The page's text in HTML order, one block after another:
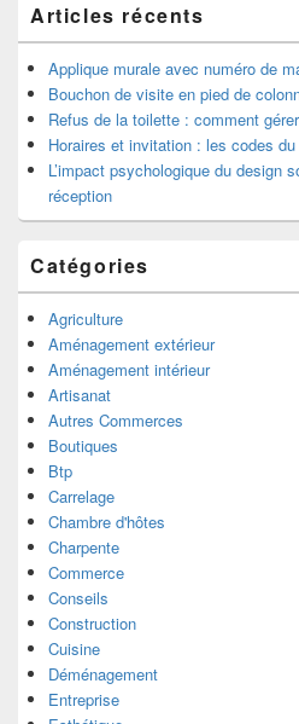
barre
latérale
Articles récents
Applique murale avec numéro de
Bouchon de visite en pied de
Refus de la toilette : comment
Horaires et invitation : les codes
L’impact psychologique du design
réception
Catégories
Agriculture
Aménagement extérieur
Aménagement intérieur
Artisanat
Autres Commerces
Boutiques
Btp
Carrelage
Chambre d'hôtes
Charpente
Commerce
Conseils
Construction
Cuisine
Déménagement
Entreprise